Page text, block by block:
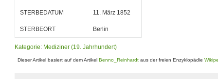
STERBEDATUM 11. März 1852
STERBEORT Berlin
Kategorie: Mediziner (19. Jahrhundert)
Dieser Artikel basiert auf dem Artikel Benno_Reinhardt aus der freien Enzyklopädie